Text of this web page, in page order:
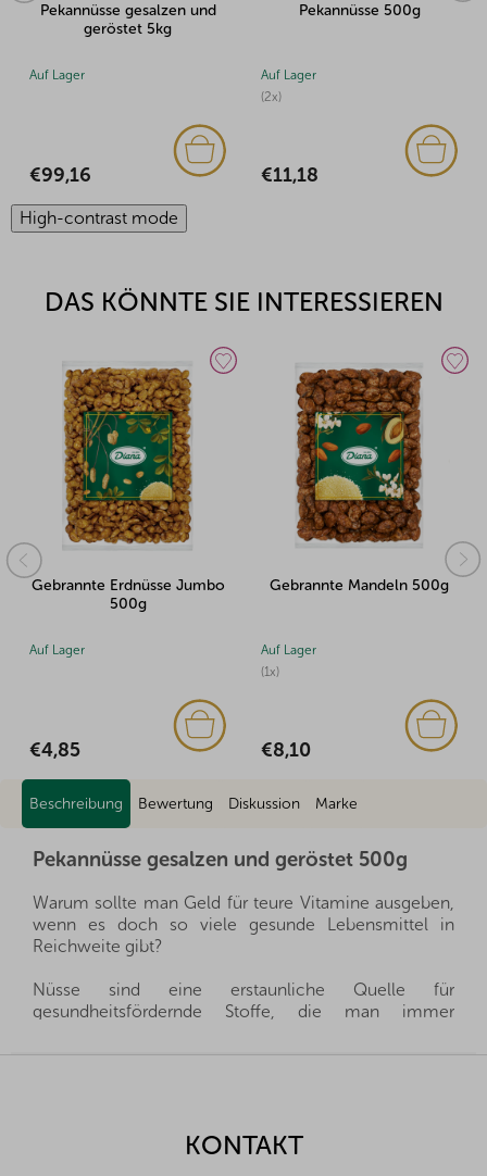
Pekannüsse 500g
Auf Lager
€11,18
Pekannüsse 100g
Auf Lager
€3,39
High-contrast mode
DAS KÖNNTE SIE INTERESSIEREN
Gebrannte Mandeln 500g
Auf Lager
€8,10
Gebrannte
Auf Lager
€2,51
Beschreibung Bewertung Diskussion Marke
Pekannüsse gesalzen und geröstet 500g
Warum sollte man Geld für teure Vitamine ausgeben,
wenn es doch so viele gesunde Lebensmittel in
Reichweite gibt?
Nüsse sind eine erstaunliche Quelle für
gesundheitsfördernde Stoffe, die man immer
hervorragend. Sie sind ein gesunder und schneller
Wir importieren alle unsere Nüsse direkt aus den
KONTAKT